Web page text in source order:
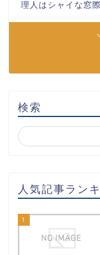
理人はシャイな窓
検索
人気記事ラン
1